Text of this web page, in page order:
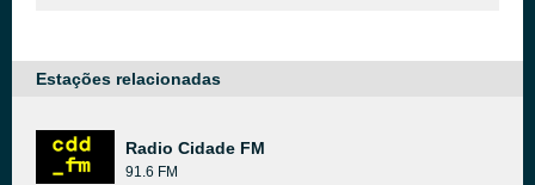
Estações relacionadas
Radio Cidade FM
91.6 FM